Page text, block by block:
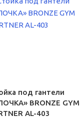
под гантели
BRONZE GYM
AL-403